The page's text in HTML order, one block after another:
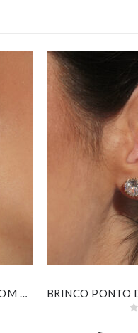
BRINCO REDONDO CRAVEJADO COM ZIRCÔNIA ESMERALDA BANHADO EM OURO BRANCO